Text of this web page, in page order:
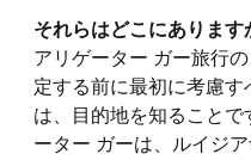
それらはどこにあります
アリゲーター ガー旅行
定する前に最初に考慮す
は、目的地を知ることで
ーター ガーは、ルイジ